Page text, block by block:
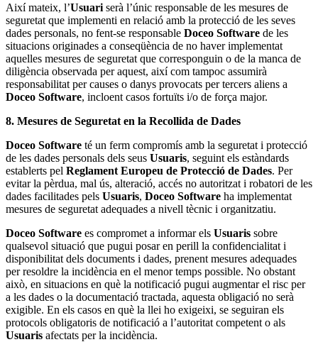
Així mateix, l’Usuari serà l’únic responsable de les mesures de
seguretat que implementi en relació amb la protecció de les seves
dades personals, no fent-se responsable Doceo Software de les
situacions originades a conseqüència de no haver implementat
aquelles mesures de seguretat que corresponguin o de la manca de
diligència observada per aquest, així com tampoc assumirà
responsabilitat per causes o danys provocats per tercers aliens a
Doceo Software, incloent casos fortuïts i/o de força major.
8. Mesures de Seguretat en la Recollida de Dades
Doceo Software té un ferm compromís amb la seguretat i protecció
de les dades personals dels seus Usuaris, seguint els estàndards
establerts pel Reglament Europeu de Protecció de Dades. Per
evitar la pèrdua, mal ús, alteració, accés no autoritzat i robatori de les
dades facilitades pels Usuaris, Doceo Software ha implementat
mesures de seguretat adequades a nivell tècnic i organitzatiu.
Doceo Software es compromet a informar els Usuaris sobre
qualsevol situació que pugui posar en perill la confidencialitat i
disponibilitat dels documents i dades, prenent mesures adequades
per resoldre la incidència en el menor temps possible. No obstant
això, en situacions en què la notificació pugui augmentar el risc per
a les dades o la documentació tractada, aquesta obligació no serà
exigible. En els casos en què la llei ho exigeixi, se seguiran els
protocols obligatoris de notificació a l’autoritat competent o als
Usuaris afectats per la incidència.